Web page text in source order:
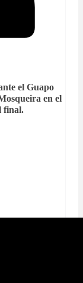
el Guapo
en el
final.